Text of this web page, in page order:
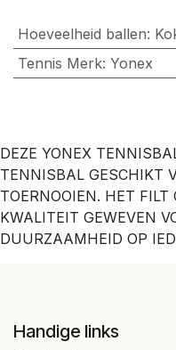
Hoeveelheid ballen:
Tennis Merk: Yonex
DEZE YONEX
TENNISBAL GESCHIKT
TOERNOOIEN. HET
KWALITEIT GEWEVEN
DUURZAAMHEID OP
Handige links